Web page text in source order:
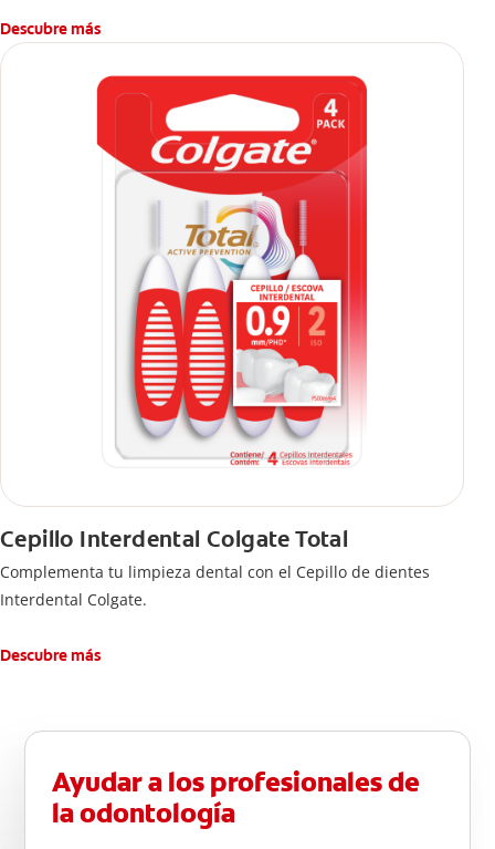
Descubre más
Cepillo Interdental Colgate Total
Complementa tu limpieza dental con el Cepillo de dientes
Interdental Colgate.
Descubre más
Ayudar a los profesionales de
la odontología